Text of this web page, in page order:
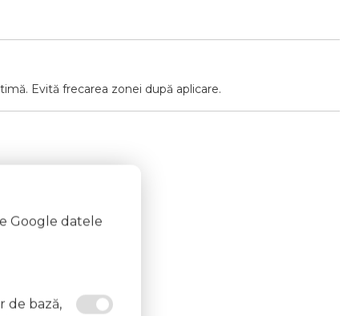
Evită frecarea zonei după aplicare.
Google datele
de bază,